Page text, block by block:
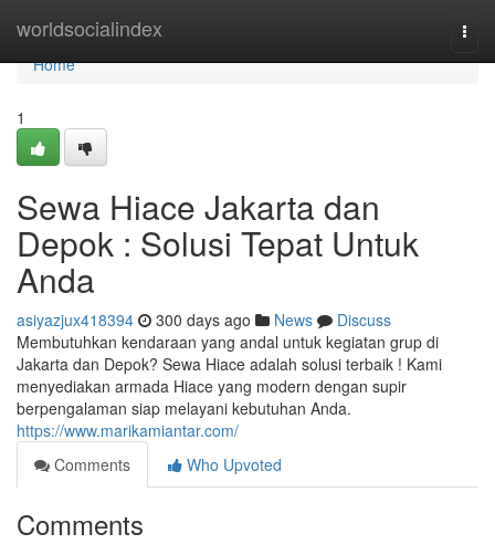
worldsocialindex
Home
Home
1
Sewa Hiace Jakarta dan
Depok : Solusi Tepat Untuk
Anda
asiyazjux418394 300 days ago News
Discuss
Membutuhkan kendaraan yang andal untuk kegiatan grup di
Jakarta dan Depok? Sewa Hiace adalah solusi terbaik ! Kami
menyediakan armada Hiace yang modern dengan supir
berpengalaman siap melayani kebutuhan Anda.
https://www.marikamiantar.com/
Comments
Who Upvoted
Comments